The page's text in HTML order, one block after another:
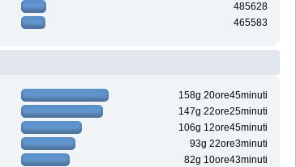
485628
465583
158g 20ore45minuti
147g 22ore25minuti
106g 12ore45minuti
93g 22ore3minuti
82g 10ore43minuti